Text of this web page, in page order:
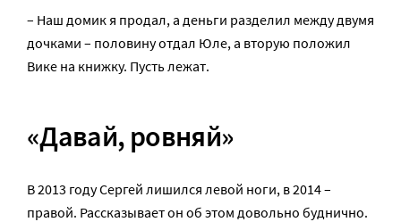
– Наш домик я продал, а деньги разделил между двумя
дочками – половину отдал Юле, а вторую положил
Вике на книжку. Пусть лежат.
«Давай, ровняй»
В 2013 году Сергей лишился левой ноги, в 2014 –
правой. Рассказывает он об этом довольно буднично.